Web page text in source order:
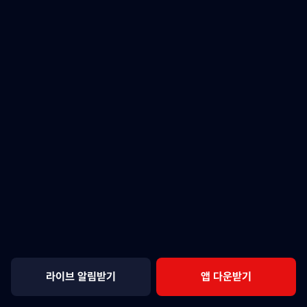
라이브 알림받기 앱 다운받기